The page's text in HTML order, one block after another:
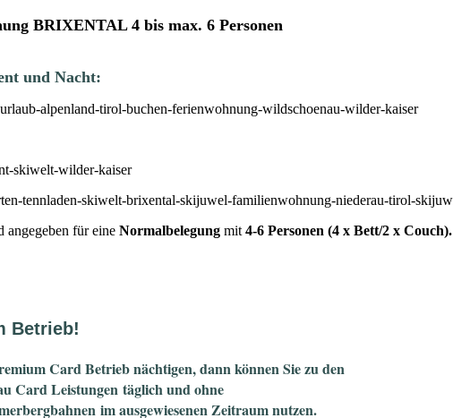
BRIXENTAL 4 bis max. 6 Personen
und Nacht:
angegeben für eine Normalbelegung mit 4-6 Personen (4 x Bett/2 x Couch).
Betrieb!
Card Betrieb nächtigen, dann können Sie zu den
Card Leistungen täglich und ohne
im ausgewiesenen Zeitraum nutzen.